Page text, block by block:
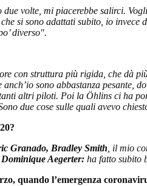
volte, mi piacerebbe salirci.
si sono adattati subito, io invece
diverso".
con struttura più rigida, che dà
sono abbastanza pesante,
altri piloti. Poi la Öhlins ci ha
due cose sulle quali avevo
Granado, Bradley Smith , il mio
Dominique Aegerter: ha fatto subito
quando l’emergenza